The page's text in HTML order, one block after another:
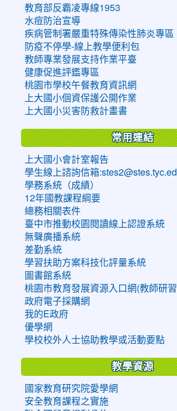
教育部反霸凌專線1953
水痘防治宣導
疾病管制署嚴重特殊傳染性肺炎專區
防疫不停學-線上教學便利包
教師專業發展支持作業平臺
健康促進評鑑專區
桃園市學校午餐教育資訊網
上大國小個資保護公開作業
上大國小災害防救計畫書
常用連結
上大國小會計室報告
學生線上諮詢信箱
學務系統（成績）
12年國教課程綱要
總務相關表件
臺中市推動校園閱讀線上認證系統
無聲廣播系統
差勤系統
學習扶助方案科技化評量系統
圖書館系統
桃園市教育發展資源入口網(教師研
政府電子採購網
我的E政府
優學網
學校校外人士協助教學或活動要點
教學資源
國家教育研究院愛學網
安全教育課程之實施